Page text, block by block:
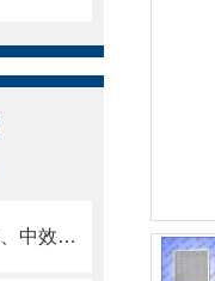
关于空气过滤器（初效过滤器、中效过滤器、空气过滤器）选用